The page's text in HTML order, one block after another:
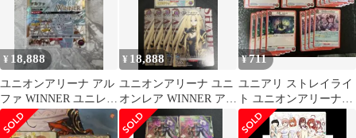
¥ 18,888
ユニオンアリーナ アル
ファ WINNER ユニレ
ア ユニオンレア
¥ 18,888
ユニオンアリーナ ユニ
オンレア WINNER アル
ファ おまけ付き
¥711
ユニアリ ストレイライ
ト ユニオンアリーナ
UNION ARENA Vol.2